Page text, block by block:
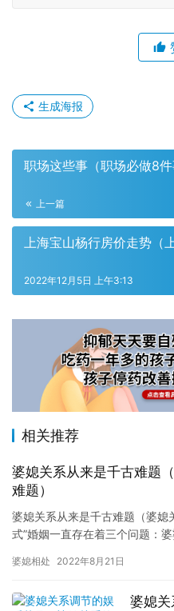
生成海报
职场这些事（职场必做8件
上一篇
上海宝山杨行房价走势（
2022年12月5日 上午3:13
相关推荐
婆媳关系从来是千古难题
难题）
婆媳关系从来是千古难题（婆媳
式”婚姻一直存在着三个问题：
婆媳相处 2022年8月21日
婆媳